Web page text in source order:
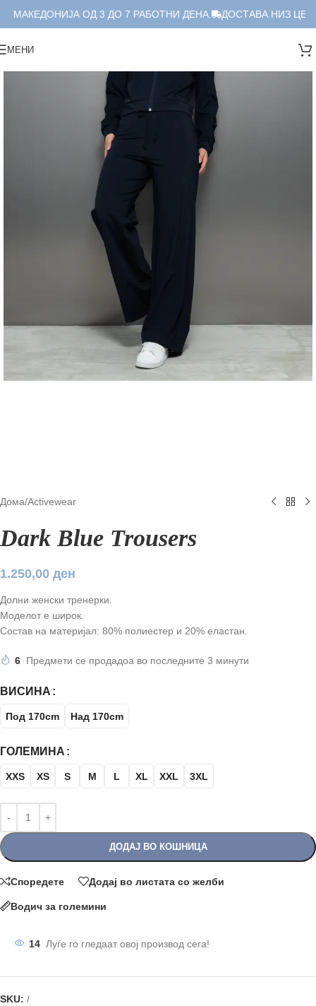
МАКЕДОНИЈА ОД 3 ДО 7 РАБОТНИ ДЕНА. ДОСТАВА НИЗ
МЕНИ
Дома/Аctivewear
Dark Blue Trousers
1.250,00 ден
Долни женски тренерки.
Моделот е широк.
Состав на материјал: 80% полиестер и 20% еластан.
6 Предмети се продадоа во последните 3 минути
ВИСИНА
Под 170cm Над 170cm
ГОЛЕМИНА
XXS XS S M L XL XXL 3XL
ДОДАЈ ВО КОШНИЦА
Споредете Додај во листата со желби
Водич за големини
14 Луѓе го гледаат овој производ сега!
SKU: /